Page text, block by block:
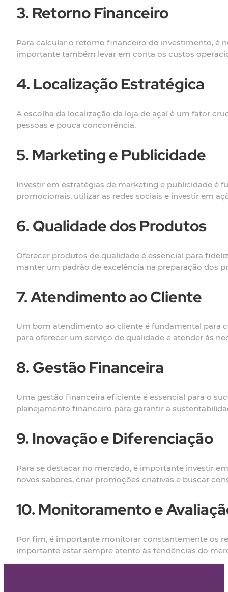
3. Retorno Financeiro
Para calcular o retorno financeiro do investimento, é
importante também levar em conta os custos
4. Localização Estratégica
A escolha da localização da loja de açaí é um fator
pessoas e pouca concorrência.
5. Marketing e Publicidade
Investir em estratégias de marketing e publicidade é
promocionais, utilizar as redes sociais e investir em
6. Qualidade dos Produtos
Oferecer produtos de qualidade é essencial para
manter um padrão de excelência na preparação dos
7. Atendimento ao Cliente
Um bom atendimento ao cliente é fundamental para
para oferecer um serviço de qualidade e atender às
8. Gestão Financeira
Uma gestão financeira eficiente é essencial para o
planejamento financeiro para garantir a
9. Inovação e Diferenciação
Para se destacar no mercado, é importante investir
novos sabores, criar promoções criativas e buscar
10. Monitoramento e
Por fim, é importante monitorar constantemente os
importante estar sempre atento às tendências do